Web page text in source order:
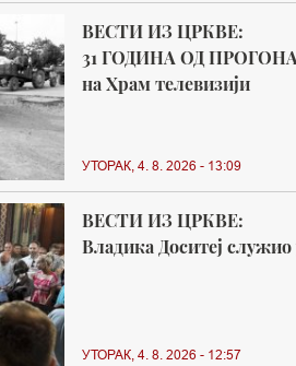
ВЕСТИ ИЗ ЦРКВЕ:
31 ГОДИНА ОД ПРОГОНА
на Храм телевизији
УТОРАК, 4. 8. 2026 - 13:09
ВЕСТИ ИЗ ЦРКВЕ:
Владика Доситеј
УТОРАК, 4. 8. 2026 - 12:57